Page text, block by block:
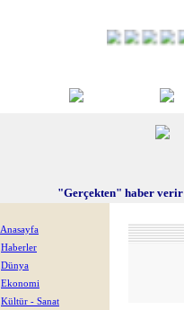
"Gerçekten" haber verir
Anasayfa
Haberler
Dünya
Ekonomi
Kültür - Sanat